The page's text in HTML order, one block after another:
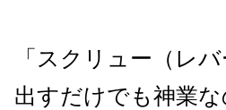
「スクリュー（レ
出すだけでも神業